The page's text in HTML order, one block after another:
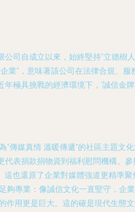
司自成立以來，始終堅持“立德樹
業”，意味著該公司在法律合規、服
極具挑戰的經濟環境下，‘誠信金
傳媒真情 溫暖傳遞”的社區主題文
表捐款捐物資到福利慰問機構。參
也還原了企業對媒體強道更精準
夠專業：像誠信文化一直堅守，企
作用更是巨大。這的確是現代生態